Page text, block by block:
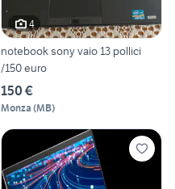
4
notebook sony vaio 13 pollici
/150 euro
150 €
Monza (MB)